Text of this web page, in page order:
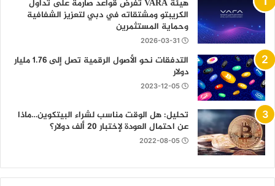
هيئة VARA تفرض قواعد صارمة على تداول
الكريبتو ومشتقاته في دبي لتعزيز الشفافية
وحماية المستثمرين
2026-03-31
التدفقات نحو الأصول الرقمية تصل إلى 1.76 مليار
دولار
2023-12-05
تحليل: هل الوقت مناسب لشراء البيتكوين…ماذا
عن احتمال العودة لإختبار 20 ألف دولار؟
2022-08-05